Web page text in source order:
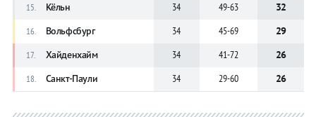
15. Кёльн 34 49-63 32
16. Вольфсбург 34 45-69 29
17. Хайденхайм 34 41-72 26
18. Санкт-Паули 34 29-60 26